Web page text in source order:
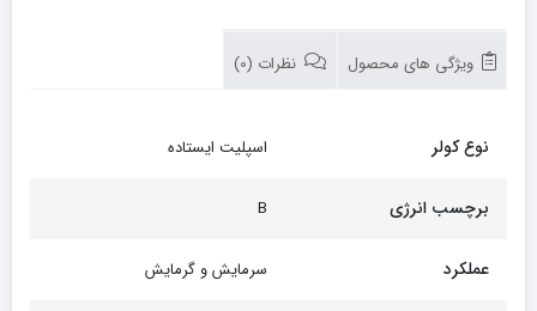
ویژگی های محصول نظرات (0)
نوع کولر اسپلیت ایستاده
برچسب انرژی B
عملکرد سرمایش و گرمایش